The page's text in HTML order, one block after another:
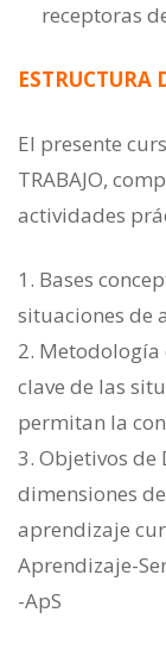
receptoras
ESTRUCTURA
El presente
TRABAJO,
actividades
1. Bases
situaciones de
2. Metodología
clave de las
permitan la
3. Objetivos de
dimensiones
aprendizaje
Aprendizaje-
-ApS